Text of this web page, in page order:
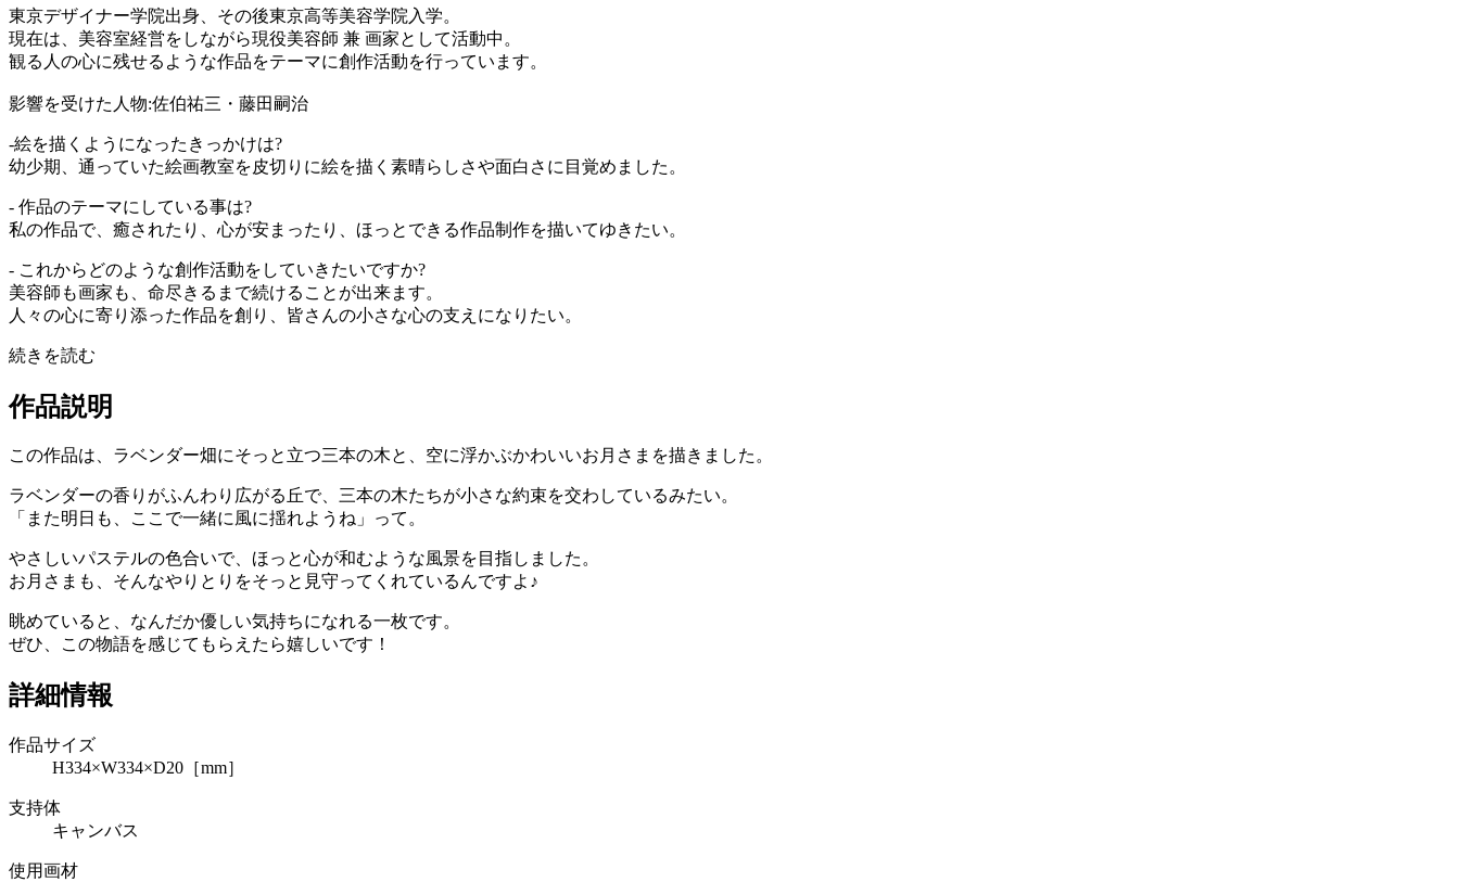
東京デザイナー学院出身、その後東京高等美容学院入学。
現在は、美容室経営をしながら現役美容師 兼 画家として活動中。
観る人の心に残せるような作品をテーマに創作活動を行っています。
影響を受けた人物:佐伯祐三・藤田嗣治
-絵を描くようになったきっかけは?
幼少期、通っていた絵画教室を皮切りに絵を描く素晴らしさや面白さに目覚めました。
- 作品のテーマにしている事は?
私の作品で、癒されたり、心が安まったり、ほっとできる作品制作を描いてゆきたい。
- これからどのような創作活動をしていきたいですか?
美容師も画家も、命尽きるまで続けることが出来ます。
人々の心に寄り添った作品を創り、皆さんの小さな心の支えになりたい。
続きを読む
作品説明
この作品は、ラベンダー畑にそっと立つ三本の木と、空に浮かぶかわいいお月さまを描きました。
ラベンダーの香りがふんわり広がる丘で、三本の木たちが小さな約束を交わしているみたい。
「また明日も、ここで一緒に風に揺れようね」って。
やさしいパステルの色合いで、ほっと心が和むような風景を目指しました。
お月さまも、そんなやりとりをそっと見守ってくれているんですよ♪
眺めていると、なんだか優しい気持ちになれる一枚です。
ぜひ、この物語を感じてもらえたら嬉しいです！
詳細情報
作品サイズ
H334×W334×D20［mm］
支持体
キャンバス
使用画材